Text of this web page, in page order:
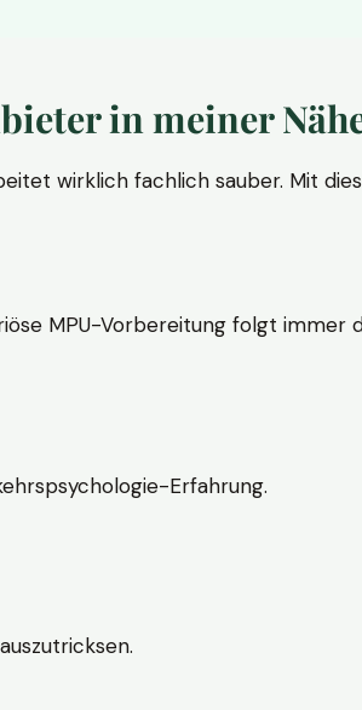
in meiner
wirklich fachlich sauber. Mit
MPU-Vorbereitung folgt immer
Erfahrung.